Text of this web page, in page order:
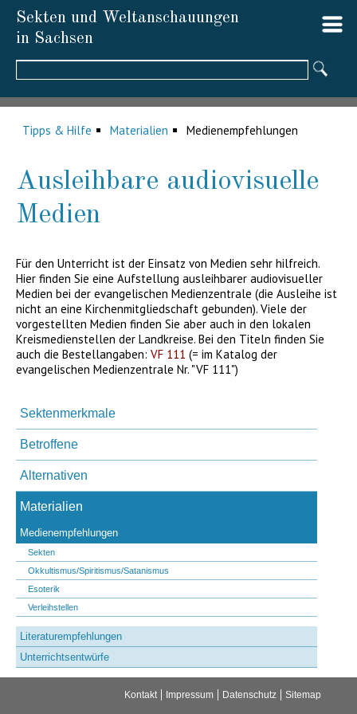
Sekten und Weltanschauungen
in Sachsen
Suchbegriffe
Tipps & Hilfe Materialien Medienempfehlungen
Ausleihbare audiovisuelle
Medien
Für den Unterricht ist der Einsatz von Medien sehr hilfreich.
Hier finden Sie eine Aufstellung ausleihbarer audiovisueller
Medien bei der evangelischen Medienzentrale (die Ausleihe ist
nicht an eine Kirchenmitgliedschaft gebunden). Viele der
vorgestellten Medien finden Sie aber auch in den lokalen
Kreismedienstellen der Landkreise. Bei den Titeln finden Sie
auch die Bestellangaben: VF 111 (= im Katalog der
evangelischen Medienzentrale Nr. "VF 111")
überspringen
Sektenmerkmale
Betroffene
Alternativen
Materialien
Medienempfehlungen
Sekten
Okkultismus/Spiritismus/Satanismus
Esoterik
Verleihstellen
Literaturempfehlungen
Unterrichtsentwürfe
Navigation
überspringen
Kontakt Impressum Datenschutz Sitemap